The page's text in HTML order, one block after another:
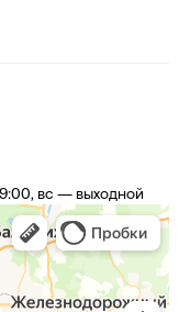
вс — выходной